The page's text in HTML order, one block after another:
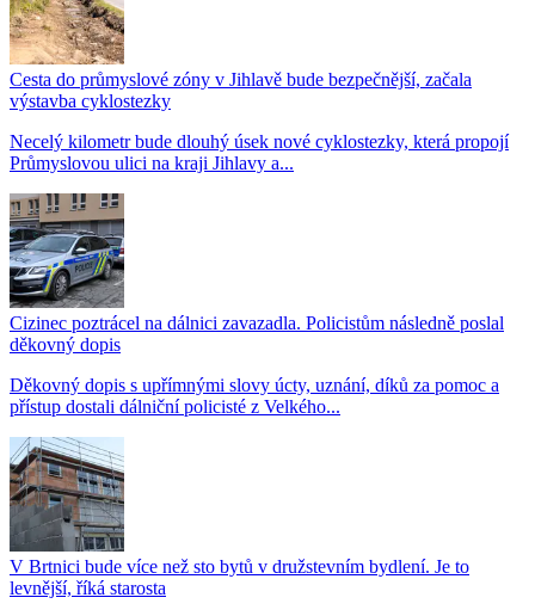
Cesta do průmyslové zóny v Jihlavě bude bezpečnější, začala
výstavba cyklostezky
Necelý kilometr bude dlouhý úsek nové cyklostezky, která propojí
Průmyslovou ulici na kraji Jihlavy a...
Cizinec poztrácel na dálnici zavazadla. Policistům následně poslal
děkovný dopis
Děkovný dopis s upřímnými slovy úcty, uznání, díků za pomoc a
přístup dostali dálniční policisté z Velkého...
V Brtnici bude více než sto bytů v družstevním bydlení. Je to
levnější, říká starosta